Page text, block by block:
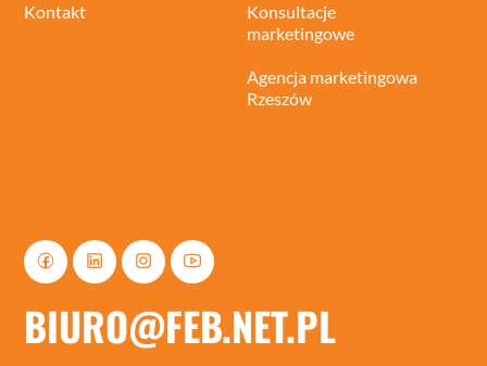
Kontakt
Konsultacje
marketingowe
Agencja marketingowa
Rzeszów
BIURO@FEB.NET.PL